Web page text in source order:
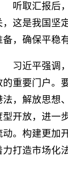
听取汇报后
，这是我国坚
备，确保平稳
习近平强调
的重要门户。
法，解放思想
型开放，进一
动。构建更加
力打造市场化